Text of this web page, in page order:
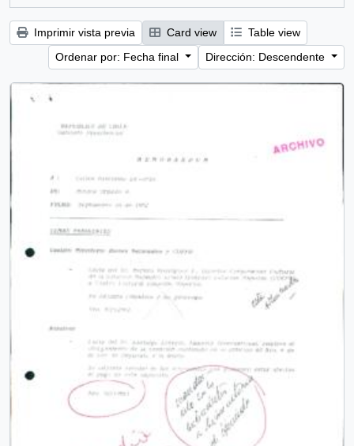
Imprimir vista previa Card view
Table view
Ordenar por: Fecha final
Dirección: Descendente